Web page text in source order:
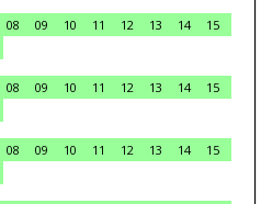
08 09 10 11 12 13 14
15
08 09 10 11 12 13 14
15
08 09 10 11 12 13 14
15